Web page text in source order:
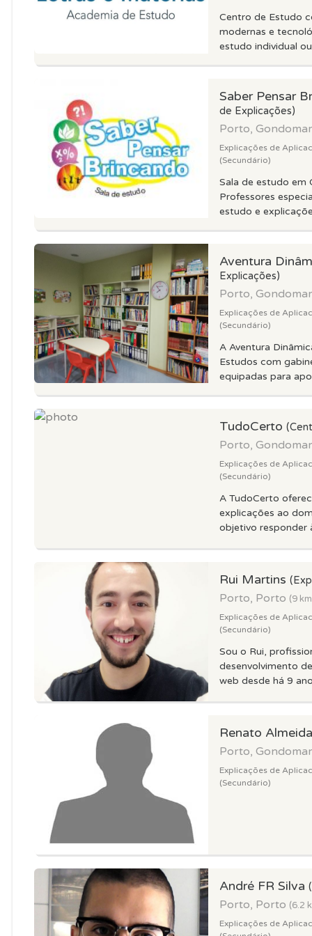
Centro de Estudo
modernas e
estudo individual
Saber Pensar
de Explicações)
Porto,
Explicações de
(Secundário)
Sala de estudo em
Professores
estudo e
Aventura
Explicações)
Porto,
Explicações de
(Secundário)
A Aventura
Estudos com
equipadas para
TudoCerto
Porto,
Explicações de
(Secundário)
A TudoCerto
explicações ao
objetivo responder
Rui Martins
Porto, Porto (9
Explicações de
(Secundário)
Sou o Rui,
desenvolvimento
web desde há 9
Renato
Porto,
Explicações de
(Secundário)
André FR Silva
Porto, Porto (6.2
Explicações de